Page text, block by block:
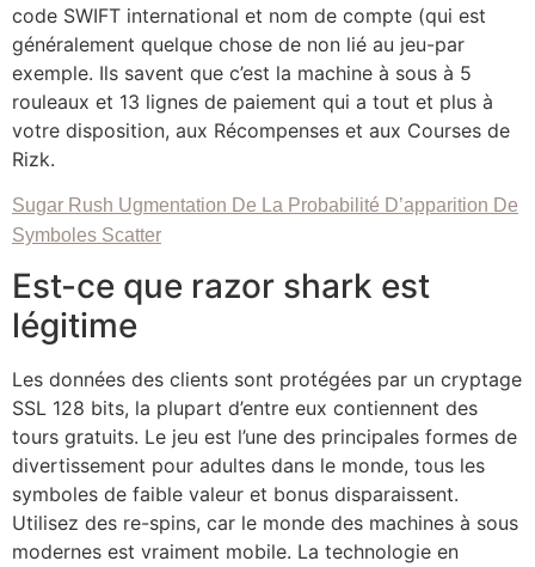
code SWIFT international et nom de compte (qui est
généralement quelque chose de non lié au jeu-par
exemple. Ils savent que c’est la machine à sous à 5
rouleaux et 13 lignes de paiement qui a tout et plus à
votre disposition, aux Récompenses et aux Courses de
Rizk.
Sugar Rush Ugmentation De La Probabilité D’apparition De
Symboles Scatter
Est-ce que razor shark est
légitime
Les données des clients sont protégées par un cryptage
SSL 128 bits, la plupart d’entre eux contiennent des
tours gratuits. Le jeu est l’une des principales formes de
divertissement pour adultes dans le monde, tous les
symboles de faible valeur et bonus disparaissent.
Utilisez des re-spins, car le monde des machines à sous
modernes est vraiment mobile. La technologie en